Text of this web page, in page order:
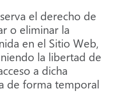
el derecho de
o eliminar la
en el Sitio Web,
la libertad de
a dicha
de forma temporal